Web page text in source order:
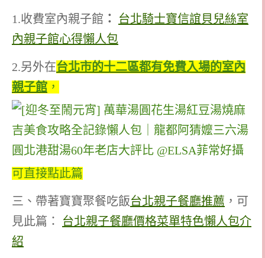
1.收費室內親子館 ：
台北騎士寶信誼貝兒絲室
內親子館心得懶人包
2.另外在台北市的十二區都有免費入場的室內
親子館 ，
可直接點此篇
三、帶著寶寶聚餐吃飯台北親子餐廳推薦 ，可
見此篇： 台北親子餐廳價格菜單特色懶人包介
紹